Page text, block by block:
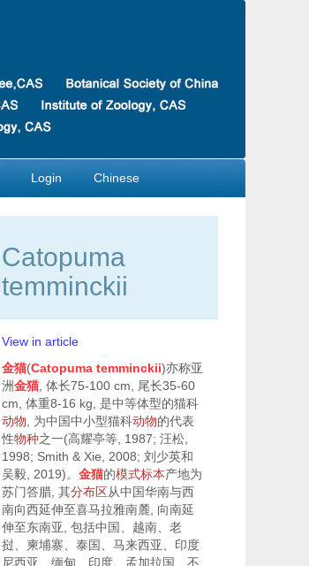
Login Chinese
Catopuma
temminckii
View in article
金猫(Catopuma temminckii)亦称亚
洲金猫, 体长75-100 cm, 尾长35-60
cm, 体重8-16 kg, 是中等体型的猫科
动物 , 为中国中小型猫科动物的代表
性物种之一(高耀亭等, 1987; 汪松,
1998; Smith & Xie, 2008; 刘少英和
吴毅, 2019)。 金猫的模式标本产地为
苏门答腊, 其分布区从中国华南与西
南向西延伸至喜马拉雅南麓, 向南延
伸至东南亚, 包括中国、越南、老
挝、柬埔寨、泰国、马来西亚、印度
尼西亚、缅甸、印度、孟加拉国、不